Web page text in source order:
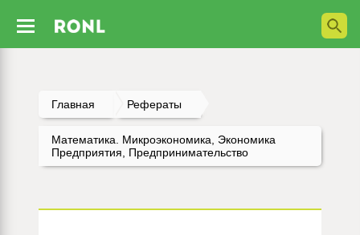
Главная Рефераты
Математика. Микроэкономика, Экономика
Предприятия, Предпринимательство